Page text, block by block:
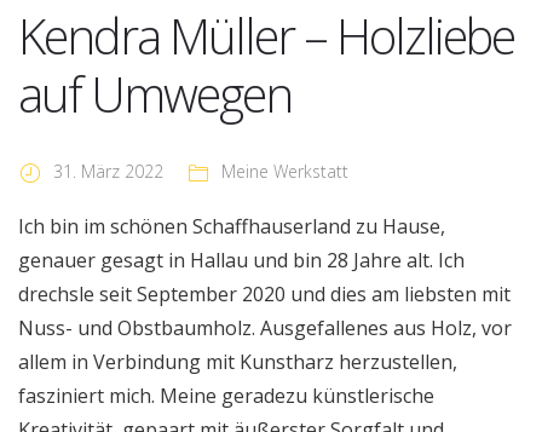
Kendra Müller – Holzliebe
auf Umwegen
31. März 2022 Meine Werkstatt
Ich bin im schönen Schaffhauserland zu Hause,
genauer gesagt in Hallau und bin 28 Jahre alt. Ich
drechsle seit September 2020 und dies am liebsten mit
Nuss- und Obstbaumholz. Ausgefallenes aus Holz, vor
allem in Verbindung mit Kunstharz herzustellen,
fasziniert mich. Meine geradezu künstlerische